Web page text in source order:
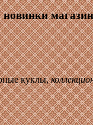
куклы,